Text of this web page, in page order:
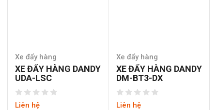
Xe đẩy hàng
XE ĐẨY HÀNG DANDY
UDA-LSC
Liên hệ
Xe đẩy hàng
XE ĐẨY HÀNG DANDY
DM-BT3-DX
Liên hệ